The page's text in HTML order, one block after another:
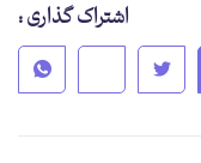
اشتراک گذاری :